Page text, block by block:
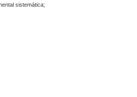
sistemática;